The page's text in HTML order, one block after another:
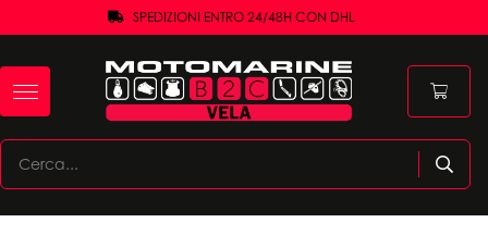
SPEDIZIONI ENTRO 24/48H CON DHL